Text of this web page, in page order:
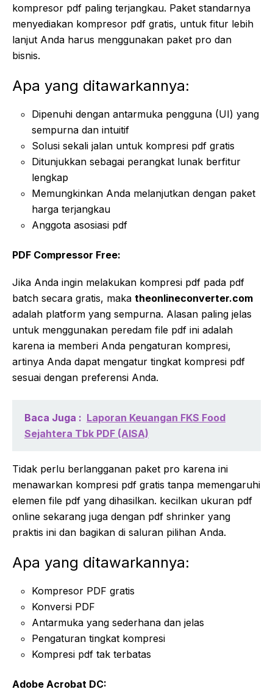
kompresor pdf paling terjangkau. Paket standarnya
menyediakan kompresor pdf gratis, untuk fitur lebih
lanjut Anda harus menggunakan paket pro dan
bisnis.
Apa yang ditawarkannya:
Dipenuhi dengan antarmuka pengguna (UI) yang
sempurna dan intuitif
Solusi sekali jalan untuk kompresi pdf gratis
Ditunjukkan sebagai perangkat lunak berfitur
lengkap
Memungkinkan Anda melanjutkan dengan paket
harga terjangkau
Anggota asosiasi pdf
PDF Compressor Free:
Jika Anda ingin melakukan kompresi pdf pada pdf
batch secara gratis, maka theonlineconverter.com
adalah platform yang sempurna. Alasan paling jelas
untuk menggunakan peredam file pdf ini adalah
karena ia memberi Anda pengaturan kompresi,
artinya Anda dapat mengatur tingkat kompresi pdf
sesuai dengan preferensi Anda.
Baca Juga : Laporan Keuangan FKS Food
Sejahtera Tbk PDF (AISA)
Tidak perlu berlangganan paket pro karena ini
menawarkan kompresi pdf gratis tanpa memengaruhi
elemen file pdf yang dihasilkan. kecilkan ukuran pdf
online sekarang juga dengan pdf shrinker yang
praktis ini dan bagikan di saluran pilihan Anda.
Apa yang ditawarkannya:
Kompresor PDF gratis
Konversi PDF
Antarmuka yang sederhana dan jelas
Pengaturan tingkat kompresi
Kompresi pdf tak terbatas
Adobe Acrobat DC: